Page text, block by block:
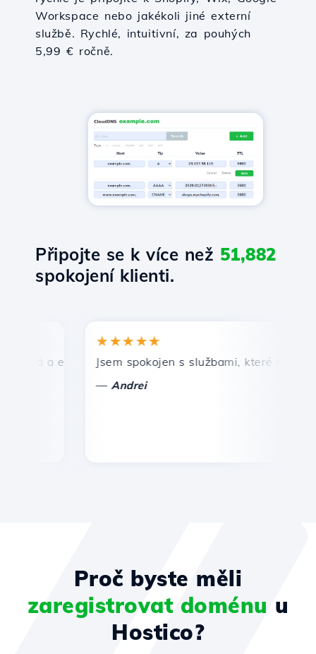
Workspace nebo jakékoli jiné externí
službě. Rychlé, intuitivní, za pouhých
5,99 € ročně.
Připojte se k více než 51,882
spokojení klienti.
a efektivní technická podpora.
★★★★★
Jsem spokojen s službami, které nabízí
Andrei
Proč byste měli
zaregistrovat doménu u
Hostico?